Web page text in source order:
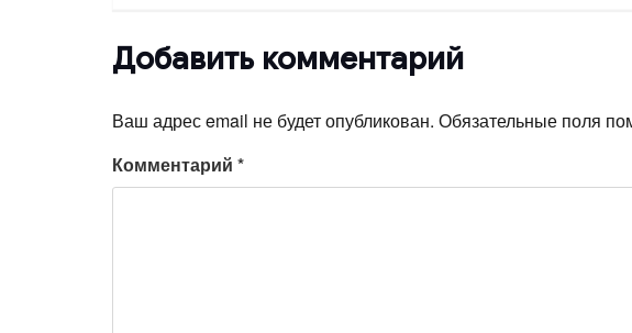
Добавить комментарий
Ваш адрес email не будет опубликован. Обязательные поля
Комментарий *